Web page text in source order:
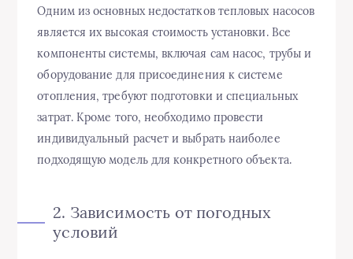
Одним из основных недостатков тепловых насосов
является их высокая стоимость установки. Все
компоненты системы, включая сам насос, трубы и
оборудование для присоединения к системе
отопления, требуют подготовки и специальных
затрат. Кроме того, необходимо провести
индивидуальный расчет и выбрать наиболее
подходящую модель для конкретного объекта.
2. Зависимость от погодных
условий